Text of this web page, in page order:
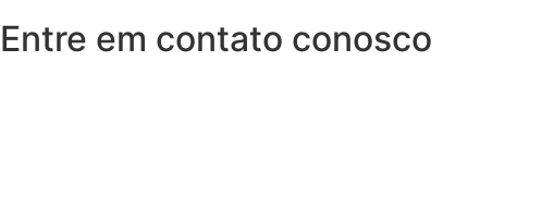
Entre em contato conosco